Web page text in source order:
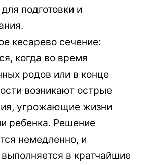
подготовки и
кесарево сечение:
когда во время
родов или в конце
возникают острые
угрожающие жизни
ребенка. Решение
немедленно, и
в кратчайшие